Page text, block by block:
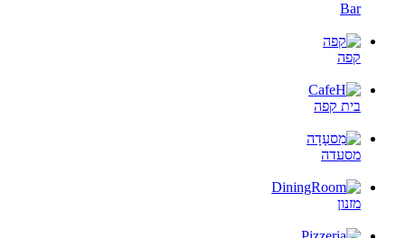
Bar
קפה
בית קפה
מסעדה
מזנון